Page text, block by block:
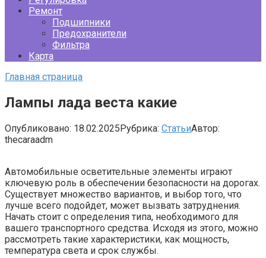
Ремонт
Подшипники
Предохранители
Фильтра
Карта
Главная страница
Лампы лада веста какие
Опубликовано: 18.02.2025Рубрика: СтатьиАвтор:
thecaraadm
Автомобильные осветительные элементы играют
ключевую роль в обеспечении безопасности на дорогах.
Существует множество вариантов, и выбор того, что
лучше всего подойдет, может вызвать затруднения.
Начать стоит с определения типа, необходимого для
вашего транспортного средства. Исходя из этого, можно
рассмотреть такие характеристики, как мощность,
температура света и срок службы.